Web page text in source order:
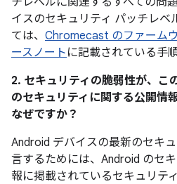
イスのセキュリティ パッチレベ
ては、 Chromecast のファーム
ースノート に記載されている手
2. セキュリティの脆弱性が、
のセキュリティに関する公開情
なぜですか？
Android デバイスの最新のセキ
言するためには、Android のセ
報に掲載されているセキュリテ